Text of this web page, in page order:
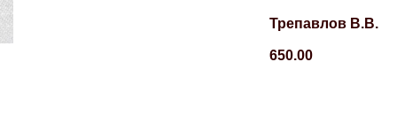
Трепавлов В.В.
650.00